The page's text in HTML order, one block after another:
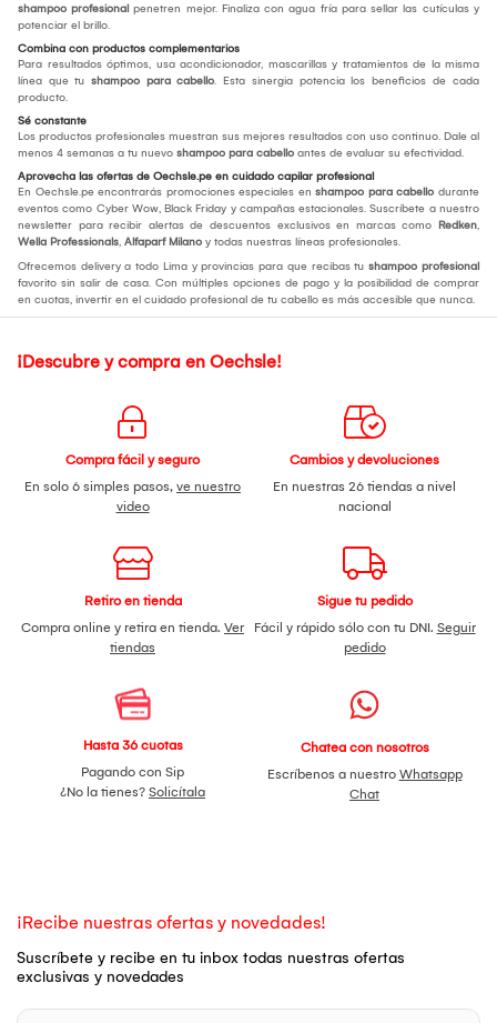
shampoo profesional penetren mejor. Finaliza con agua fría para sellar las cutículas y
potenciar el brillo.
Combina con productos complementarios
Para resultados óptimos, usa acondicionador, mascarillas y tratamientos de la misma
línea que tu shampoo para cabello. Esta sinergia potencia los beneficios de cada
producto.
Sé constante
Los productos profesionales muestran sus mejores resultados con uso continuo. Dale al
menos 4 semanas a tu nuevo shampoo para cabello antes de evaluar su efectividad.
Aprovecha las ofertas de Oechsle.pe en cuidado capilar profesional
En Oechsle.pe encontrarás promociones especiales en shampoo para cabello durante
eventos como Cyber Wow, Black Friday y campañas estacionales. Suscríbete a nuestro
newsletter para recibir alertas de descuentos exclusivos en marcas como Redken,
Wella Professionals, Alfaparf Milano y todas nuestras líneas profesionales.
Ofrecemos delivery a todo Lima y provincias para que recibas tu shampoo profesional
favorito sin salir de casa. Con múltiples opciones de pago y la posibilidad de comprar
en cuotas, invertir en el cuidado profesional de tu cabello es más accesible que nunca.
¡Descubre y compra en Oechsle!
Compra fácil y seguro
En solo 6 simples pasos, ve nuestro
video
Cambios y devoluciones
En nuestras 26 tiendas a nivel
nacional
Retiro en tienda
Compra online y retira en tienda. Ver
tiendas
Sigue tu pedido
Fácil y rápido sólo con tu DNI. Seguir
pedido
Hasta 36 cuotas
Pagando con Sip
¿No la tienes? Solicítala
Chatea con nosotros
Escríbenos a nuestro Whatsapp
Chat
¡Recibe nuestras ofertas y novedades!
Suscríbete y recibe en tu inbox todas nuestras ofertas
exclusivas y novedades